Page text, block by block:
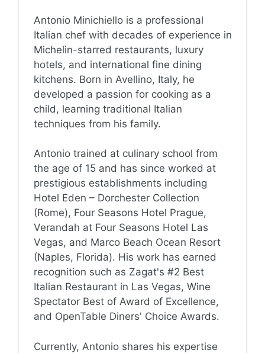
Antonio Minichiello is a professional
Italian chef with decades of experience in
Michelin-starred restaurants, luxury
hotels, and international fine dining
kitchens. Born in Avellino, Italy, he
developed a passion for cooking as a
child, learning traditional Italian
techniques from his family.
Antonio trained at culinary school from
the age of 15 and has since worked at
prestigious establishments including
Hotel Eden – Dorchester Collection
(Rome), Four Seasons Hotel Prague,
Verandah at Four Seasons Hotel Las
Vegas, and Marco Beach Ocean Resort
(Naples, Florida). His work has earned
recognition such as Zagat's #2 Best
Italian Restaurant in Las Vegas, Wine
Spectator Best of Award of Excellence,
and OpenTable Diners' Choice Awards.
Currently, Antonio shares his expertise